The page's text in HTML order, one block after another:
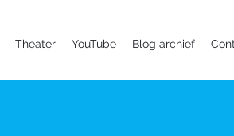
Theater YouTube Blog archief